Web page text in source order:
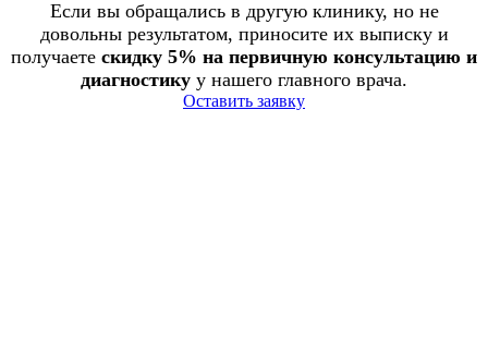
Если вы обращались в другую клинику, но не
довольны результатом, приносите их выписку и
получаете скидку 5% на первичную консультацию и
диагностику у нашего главного врача.
Оставить заявку